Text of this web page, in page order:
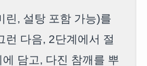
린, 설탕 포함 가능)를
런 다음, 2단계에서 절
담고, 다진 참깨를 뿌